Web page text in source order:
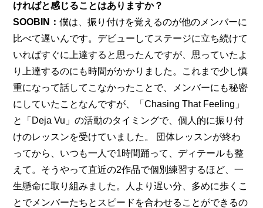
ければと感じることはありますか？
SOOBIN：僕は、振り付けを覚えるのが他のメンバーに
比べて遅いんです。デビューしてステージに立ち続けて
いればすぐに上達すると思ったんですが、思っていたよ
り上達するのにも時間がかかりました。これまで少し慎
重になって話してこなかったことで、メンバーにも秘密
にしていたことなんですが、「Chasing That Feeling」
と「Deja Vu」の活動のタイミングで、個人的に振り付
けのレッスンを受けていました。 団体レッスンが終わ
ってから、いつも一人で1時間踊って、ディテールも整
えて。そうやって直近の2作品で個別練習するほど、一
生懸命に取り組みました。人より遅い分、多めに歩くこ
とでメンバーたちとスピードを合わせることができるの